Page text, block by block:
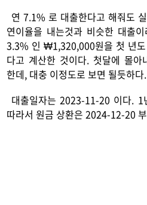
연 7.1% 로 대출한다고 해줘도
연이율을 내는것과 비슷한 대출
3.3% 인 ₩1,320,000원을 첫 년도
다고 계산한 것이다. 첫달에 몰아
한데, 대충 이정도로 보면 될듯하다.
대출일자는 2023-11-20 이다.
따라서 원금 상환은 2024-12-20